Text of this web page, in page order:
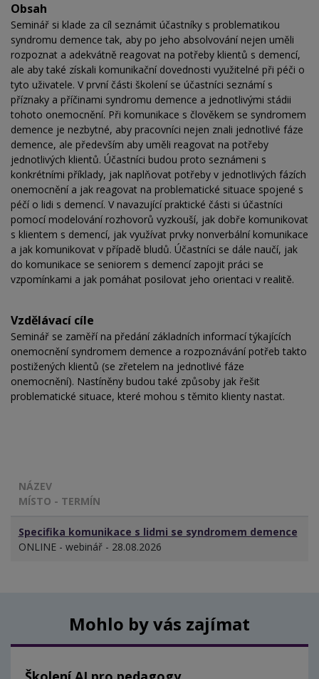
Obsah
Seminář si klade za cíl seznámit účastníky s problematikou
syndromu demence tak, aby po jeho absolvování nejen uměli
rozpoznat a adekvátně reagovat na potřeby klientů s demencí,
ale aby také získali komunikační dovednosti využitelné při péči o
tyto uživatele. V první části školení se účastníci seznámí s
příznaky a příčinami syndromu demence a jednotlivými stádii
tohoto onemocnění. Při komunikace s člověkem se syndromem
demence je nezbytné, aby pracovníci nejen znali jednotlivé fáze
demence, ale především aby uměli reagovat na potřeby
jednotlivých klientů. Účastníci budou proto seznámeni s
konkrétními příklady, jak naplňovat potřeby v jednotlivých fázích
onemocnění a jak reagovat na problematické situace spojené s
péčí o lidi s demencí. V navazující praktické části si účastníci
pomocí modelování rozhovorů vyzkouší, jak dobře komunikovat
s klientem s demencí, jak využívat prvky nonverbální komunikace
a jak komunikovat v případě bludů. Účastníci se dále naučí, jak
do komunikace se seniorem s demencí zapojit práci se
vzpomínkami a jak pomáhat posilovat jeho orientaci v realitě.
Vzdělávací cíle
Seminář se zaměří na předání základních informací týkajících
onemocnění syndromem demence a rozpoznávání potřeb takto
postižených klientů (se zřetelem na jednotlivé fáze
onemocnění). Nastíněny budou také způsoby jak řešit
problematické situace, které mohou s těmito klienty nastat.
NÁZEV
MÍSTO - TERMÍN
Specifika komunikace s lidmi se syndromem demence
ONLINE - webinář - 28.08.2026
Mohlo by vás zajímat